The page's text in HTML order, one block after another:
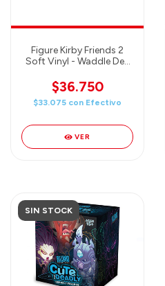
Figure Kirby Friends 2
Soft Vinyl - Waddle Dee
$36.750
$33.075 con Efectivo
VER
SIN STOCK